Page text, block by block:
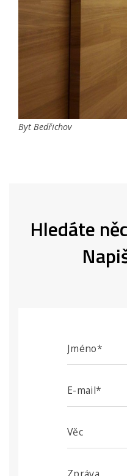
Byt Bedřichov
Hledáte